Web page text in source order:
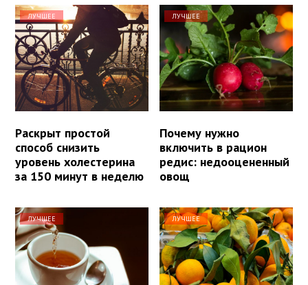
ЛУЧШЕЕ
Раскрыт простой
способ снизить
уровень холестерина
за 150 минут в неделю
ЛУЧШЕЕ
Почему нужно
включить в рацион
редис: недооцененный
овощ
ЛУЧШЕЕ ЛУЧШЕЕ